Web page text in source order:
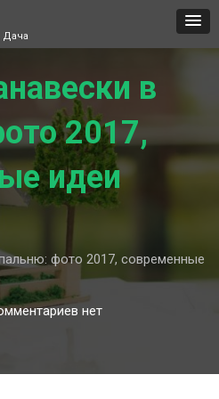
Дача
в
2017,
идеи
фото 2017, современные
кнет